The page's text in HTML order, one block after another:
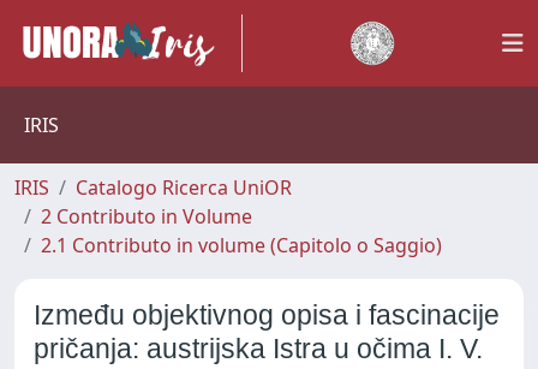
IRIS
IRIS
Catalogo Ricerca UniOR
2 Contributo in Volume
2.1 Contributo in volume (Capitolo o Saggio)
Između objektivnog opisa i fascinacije
pričanja: austrijska Istra u očima I. V.